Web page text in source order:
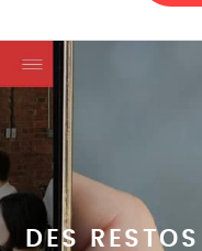
DES RESTOS